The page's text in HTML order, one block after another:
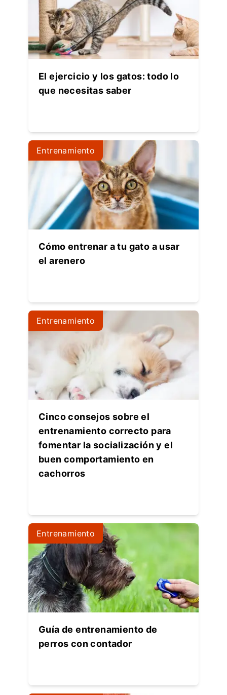
El ejercicio y los gatos: todo lo
que necesitas saber
Entrenamiento
Cómo entrenar a tu gato a usar
el arenero
Entrenamiento
Cinco consejos sobre el
entrenamiento correcto para
fomentar la socialización y el
buen comportamiento en
cachorros
Entrenamiento
Guía de entrenamiento de
perros con contador